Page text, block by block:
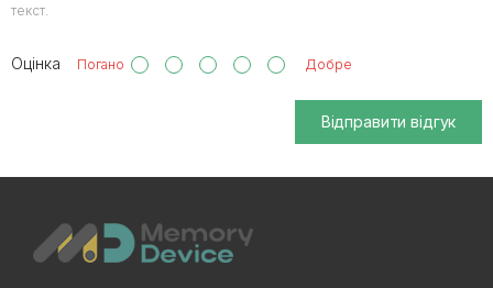
текст.
Оцінка Погано Добре
Відправити відгук